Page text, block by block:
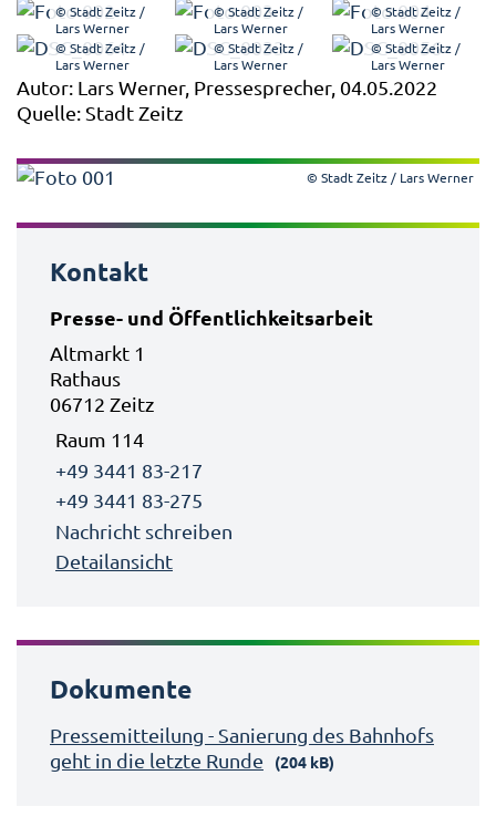
© Stadt Zeitz /
Lars Werner
© Stadt Zeitz /
Lars Werner
© Stadt Zeitz /
Lars Werner
© Stadt Zeitz /
Lars Werner
© Stadt Zeitz /
Lars Werner
© Stadt Zeitz /
Lars Werner
Autor: Lars Werner, Pressesprecher, 04.05.2022
Quelle: Stadt Zeitz
© Stadt Zeitz / Lars Werner
Kontakt
Presse- und Öffentlichkeitsarbeit
Altmarkt 1
Rathaus
06712 Zeitz
Raum 114
+49 3441 83-217
+49 3441 83-275
Nachricht schreiben
Detailansicht
Dokumente
Pressemitteilung - Sanierung des Bahnhofs
geht in die letzte Runde
(204 kB)